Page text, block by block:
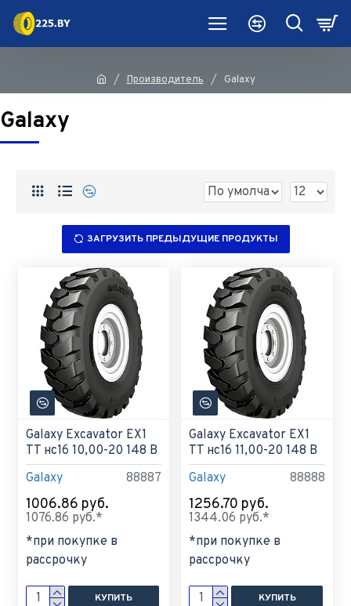
Производитель Galaxy
Galaxy
ЗАГРУЗИТЬ ПРЕДЫДУЩИЕ ПРОДУКТЫ
Galaxy 88887
Galaxy Excavator EX1
TT нс16 10,00-20 148 B
1006.86 руб.
1076.86 руб.*
*при покупке в
рассрочку
КУПИТЬ
Galaxy 88888
Galaxy Excavator EX1
TT нс16 11,00-20 148 B
1256.70 руб.
1344.06 руб.*
*при покупке в
рассрочку
КУПИТЬ